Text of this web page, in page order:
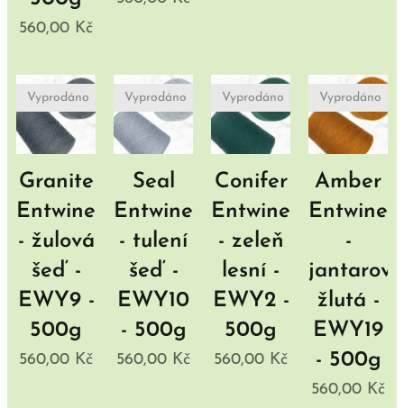
560,00 Kč
Granite
Entwine
- žulová
šeď -
EWY9 -
500g
Vyprodáno
560,00 Kč
Seal
Entwine
- tulení
šeď -
EWY10
- 500g
Vyprodáno
560,00 Kč
Conifer
Entwine
- zeleň
lesní -
EWY2 -
500g
Vyprodáno
560,00 Kč
Amber
Entwine
-
jantarová
žlutá -
EWY19
- 500g
Vyprodáno
560,00 Kč